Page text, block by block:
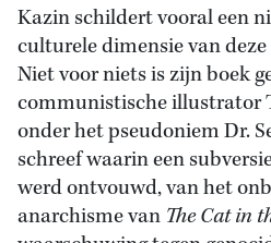
Kazin schildert vooral een
culturele dimensie van
Niet voor niets is zijn boek
communistische illustrator
onder het pseudoniem Dr.
schreef waarin een
werd ontvouwd, van het
anarchisme van The Cat in